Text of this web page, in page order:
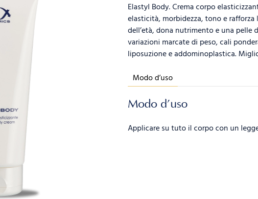
Elastyl Body. Crema corpo
elasticità, morbidezza, tono e
dell’età, dona nutrimento e una pelle
variazioni marcate di peso, cali
liposuzione e addominoplastica.
Modo d’uso
Modo d’uso
Applicare su tuto il corpo con un